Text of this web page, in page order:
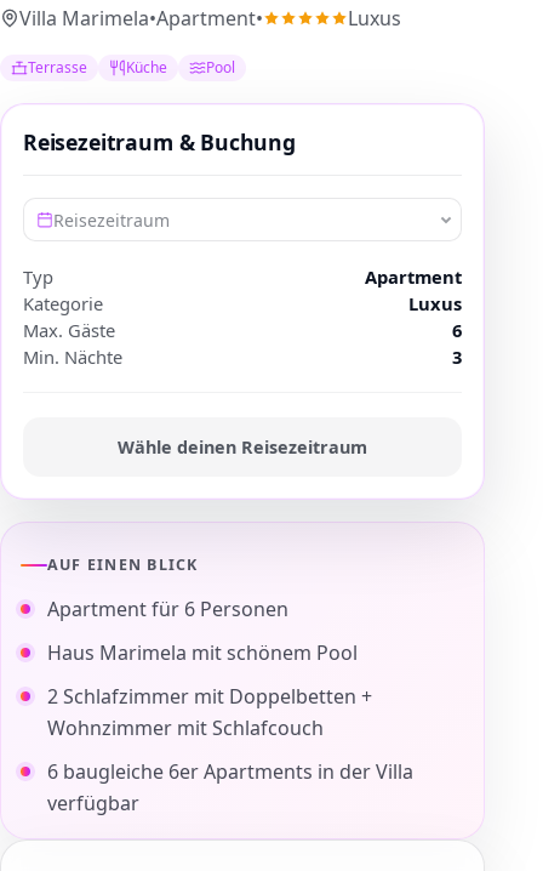
Villa Marimela•Apartment• Luxus
Terrasse Küche Pool
AUF EINEN BLICK
Apartment für 6 Personen
Haus Marimela mit schönem Pool
2 Schlafzimmer mit Doppelbetten +
Wohnzimmer mit Schlafcouch
6 baugleiche 6er Apartments in der Villa
verfügbar
Reisezeitraum & Buchung
Reisezeitraum
Typ
Apartment
Kategorie
Luxus
Max. Gäste
6
Min. Nächte
3
Wähle deinen Reisezeitraum